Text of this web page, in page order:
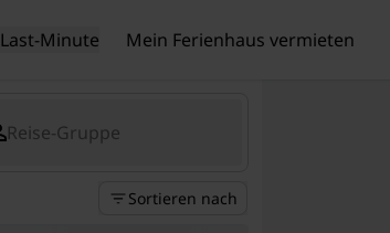
Last-Minute Mein Ferienhaus vermieten
Reise-Gruppe
Sortieren nach